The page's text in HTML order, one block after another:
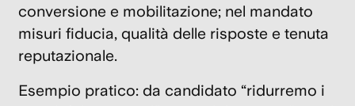
conversione e mobilitazione; nel mandato
misuri fiducia, qualità delle risposte e tenuta
reputazionale.
Esempio pratico: da candidato “ridurremo i